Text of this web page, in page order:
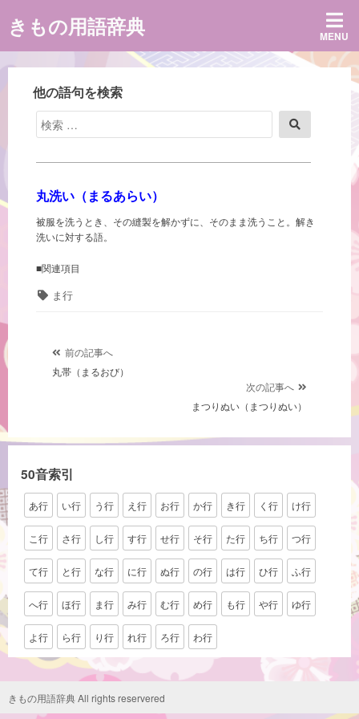
ン
ツ
きもの用語辞典 MENU
他の語句を検索
検
索
象:
索
丸洗い（まるあらい）
被服を洗うとき、その縫製を解かずに、そのまま洗うこと。解き
洗いに対する語。
■関連項目
タ ま行
ゲ
ー
シ
ョ
ン
前の記事へ
丸帯（まるおび）
次の記事へ
まつりぬい（まつりぬい）
50音索引
あ行 い行 う行 え行 お行 か行 き行 く行 け行
こ行 さ行 し行 す行 せ行 そ行 た行 ち行 つ行
て行 と行 な行 に行 ぬ行 の行 は行 ひ行 ふ行
へ行 ほ行 ま行 み行 む行 め行 も行 や行 ゆ行
よ行 ら行 り行 れ行 ろ行 わ行
きもの用語辞典 All rights reservered